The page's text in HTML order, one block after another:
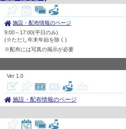
施設・配布情報のページ
9:00～17:00(平日のみ)
(※ただし年末年始を除く)
※配布には写真の掲示が必要
1.0
施設・配布情報のページ